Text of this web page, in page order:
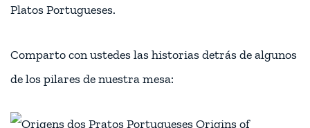
Platos Portugueses.
Comparto con ustedes las historias detrás de algunos
de los pilares de nuestra mesa: